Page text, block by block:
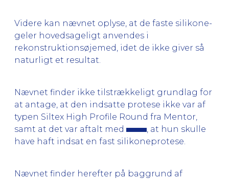
Videre kan nævnet oplyse, at de faste silikone-
geler hovedsageligt anvendes i
rekonstruktionsøjemed, idet de ikke giver så
naturligt et resultat.
Nævnet finder ikke tilstrækkeligt grundlag for
at antage, at den indsatte protese ikke var af
typen Siltex High Profile Round fra Mentor,
samt at det var aftalt med
, at hun skulle
have haft indsat en fast silikoneprotese.
Nævnet finder herefter på baggrund af